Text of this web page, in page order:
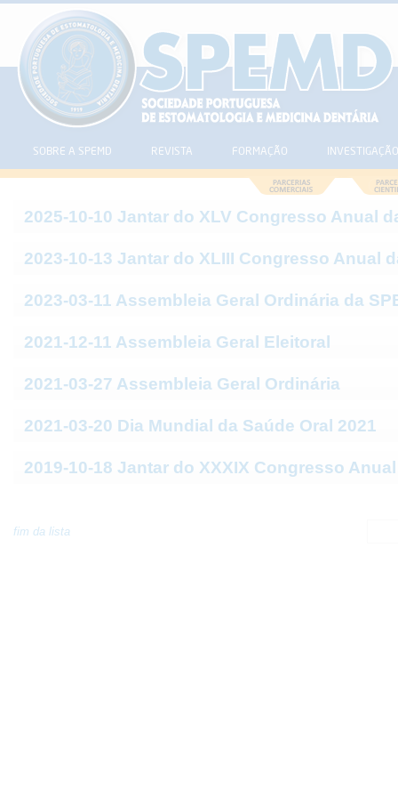
SOBRE A SPEMD REVISTA FORMAÇÃO INVESTIGAÇÃO
2025-10-10 Jantar do XLV Congresso Anual
2023-10-13 Jantar do XLIII Congresso Anual
2023-03-11 Assembleia Geral Ordinária da
2021-12-11 Assembleia Geral Eleitoral
2021-03-27 Assembleia Geral Ordinária
2021-03-20 Dia Mundial da Saúde Oral 2021
2019-10-18 Jantar do XXXIX Congresso
fim da lista